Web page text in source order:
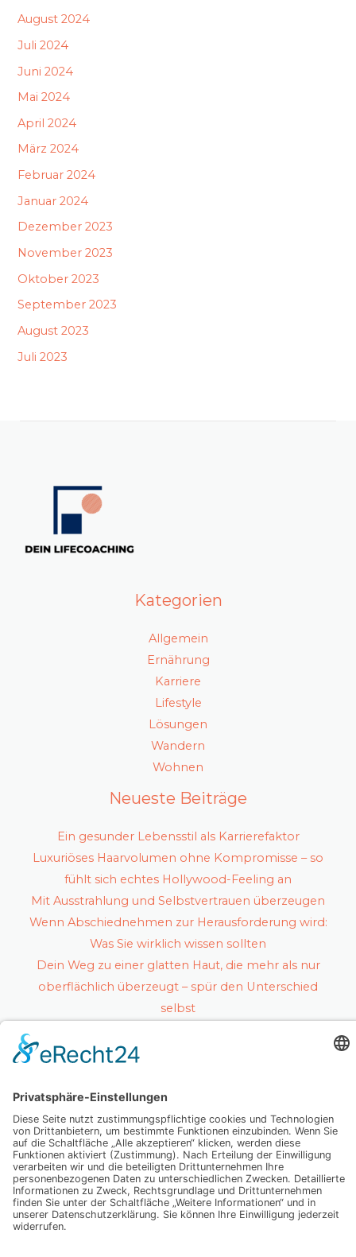
August 2024
Juli 2024
Juni 2024
Mai 2024
April 2024
März 2024
Februar 2024
Januar 2024
Dezember 2023
November 2023
Oktober 2023
September 2023
August 2023
Juli 2023
Kategorien
Allgemein
Ernährung
Karriere
Lifestyle
Lösungen
Wandern
Wohnen
Neueste Beiträge
Ein gesunder Lebensstil als Karrierefaktor
Luxuriöses Haarvolumen ohne Kompromisse – so
fühlt sich echtes Hollywood-Feeling an
Mit Ausstrahlung und Selbstvertrauen überzeugen
Wenn Abschiednehmen zur Herausforderung wird:
Was Sie wirklich wissen sollten
Dein Weg zu einer glatten Haut, die mehr als nur
oberflächlich überzeugt – spür den Unterschied
selbst
Copyright © 2026 Dein Lifecoaching
Datenschutz
Impressum